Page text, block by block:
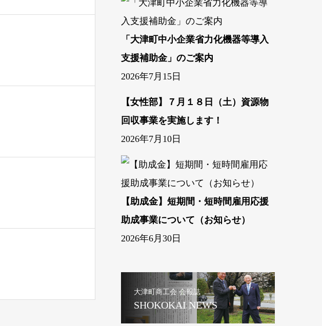
「大津町中小企業省力化機器等導入
支援補助金」のご案内
2026年7月15日
【女性部】７月１８日（土）資源物
回収事業を実施します！
2026年7月10日
【助成金】短期間・短時間雇用応援
助成事業について（お知らせ）
2026年6月30日
大津町商工会 会報誌
SHOKOKAI NEWS